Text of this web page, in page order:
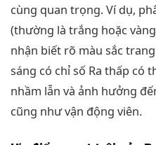
cùng quan trọng. Ví dụ,
(thường là trắng hoặc
nhận biết rõ màu sắc
sáng có chỉ số Ra thấp có
nhầm lẫn và ảnh hưởng
cũng như vận động viên.